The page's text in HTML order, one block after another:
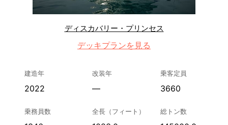
ディスカバリー・プリンセス
デッキプランを見る
建造年
2022
改装年
—
乗客定員
3660
乗務員数 全長（フィート） 総トン数